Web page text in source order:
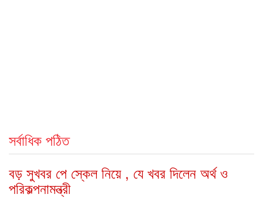
সর্বাধিক পঠিত
বড় সুখবর পে স্কেল নিয়ে , যে খবর দিলেন অর্থ ও
পরিকল্পনামন্ত্রী